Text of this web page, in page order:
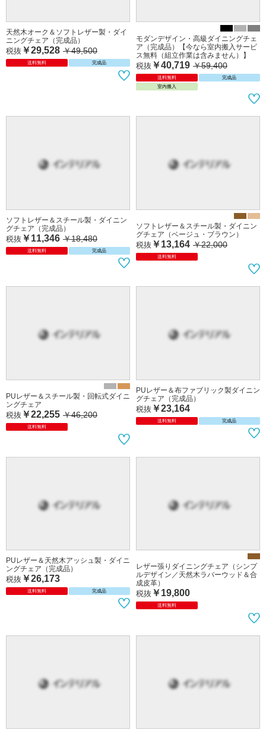
天然木オーク＆ソフトレザー製・ダイ
ニングチェア（完成品）
税抜 ￥29,528 ￥49,500
送料無料 完成品
モダンデザイン・高級ダイニングチェ
ア（完成品）【今なら室内搬入サービ
ス無料（組立作業は含みません）】
税抜 ￥40,719 ￥59,400
送料無料
完成品
室内搬入
ソフトレザー＆スチール製・ダイニン
グチェア（完成品）
税抜 ￥11,346 ￥18,480
送料無料 完成品
ソフトレザー＆スチール製・ダイニン
グチェア（ベージュ・ブラウン）
税抜 ￥13,164 ￥22,000
送料無料
PUレザー＆スチール製・回転式ダイニ
ングチェア
税抜 ￥22,255 ￥46,200
送料無料
PUレザー＆布ファブリック製ダイニン
グチェア（完成品）
税抜 ￥23,164
送料無料 完成品
PUレザー＆天然木アッシュ製・ダイニ
ングチェア（完成品）
税抜 ￥26,173
送料無料 完成品
レザー張りダイニングチェア（シンプ
ルデザイン／天然木ラバーウッド＆合
成皮革）
税抜 ￥19,800
送料無料